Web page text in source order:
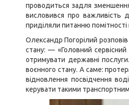
проводиться задля зменшення
висловився про важливість
приділяли питанню
Олександр Погорілий
стану: — «Головний
отримувати державні
воєнного стану. А саме:
відновлення посвідчення
керувати такими